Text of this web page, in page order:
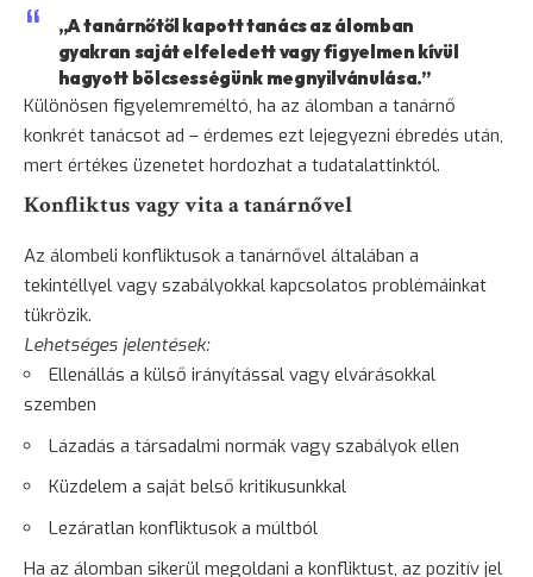
„A tanárnőtől kapott tanács az álomban
gyakran saját elfeledett vagy figyelmen kívül
hagyott bölcsességünk megnyilvánulása.”
Különösen figyelemreméltó, ha az álomban a tanárnő
konkrét tanácsot ad – érdemes ezt lejegyezni ébredés után,
mert értékes üzenetet hordozhat a tudatalattinktól.
Konfliktus vagy vita a tanárnővel
Az álombeli konfliktusok a tanárnővel általában a
tekintéllyel vagy szabályokkal kapcsolatos problémáinkat
tükrözik.
Lehetséges jelentések:
Ellenállás a külső irányítással vagy elvárásokkal
szemben
Lázadás a társadalmi normák vagy szabályok ellen
Küzdelem a saját belső kritikusunkkal
Lezáratlan konfliktusok a múltból
Ha az álomban sikerül megoldani a konfliktust, az pozitív jel